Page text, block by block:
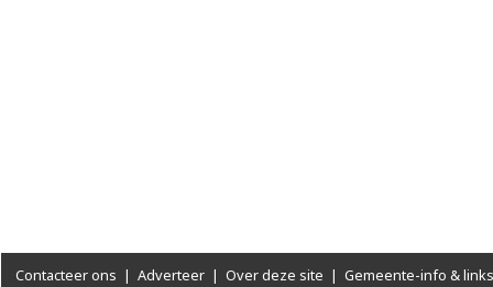
Contacteer ons | Adverteer | Over deze site | Gemeente-info & links